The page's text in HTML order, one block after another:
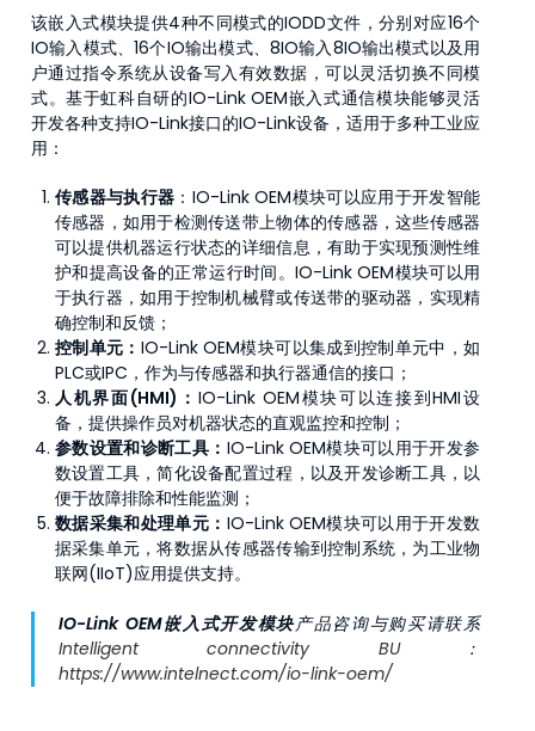
该嵌入式模块提供4种不同模式的IODD文件，分别对应16个
IO输入模式、16个IO输出模式、8IO输入8IO输出模式以及用
户通过指令系统从设备写入有效数据，可以灵活切换不同模
式。基于虹科自研的IO-Link OEM嵌入式通信模块能够灵活
开发各种支持IO-Link接口的IO-Link设备，适用于多种工业应
用：
传感器与执行器 ：IO-Link OEM模块可以应用于开发智能
传感器，如用于检测传送带上物体的传感器，这些传感器
可以提供机器运行状态的详细信息，有助于实现预测性维
护和提高设备的正常运行时间。IO-Link OEM模块可以用
于执行器，如用于控制机械臂或传送带的驱动器，实现精
确控制和反馈；
控制单元 ： IO-Link OEM模块可以集成到控制单元中，如
PLC或IPC，作为与传感器和执行器通信的接口；
人机界面(HMI)：IO-Link OEM模块可以连接到HMI设
备，提供操作员对机器状态的直观监控和控制；
参数设置和诊断工具： IO-Link OEM模块可以用于开发参
数设置工具，简化设备配置过程，以及开发诊断工具，以
便于故障排除和性能监测；
数据采集和处理单元 ： IO-Link OEM模块可以用于开发数
据采集单元，将数据从传感器传输到控制系统，为工业物
联网(IIoT)应用提供支持。
IO-Link OEM嵌入式开发模块产品咨询与购买请联系
Intelligent connectivity BU：
https://www.intelnect.com/io-link-oem/